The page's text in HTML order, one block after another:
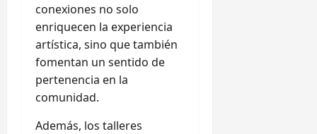
conexiones no solo
enriquecen la experiencia
artística, sino que también
fomentan un sentido de
pertenencia en la
comunidad.
Además, los talleres